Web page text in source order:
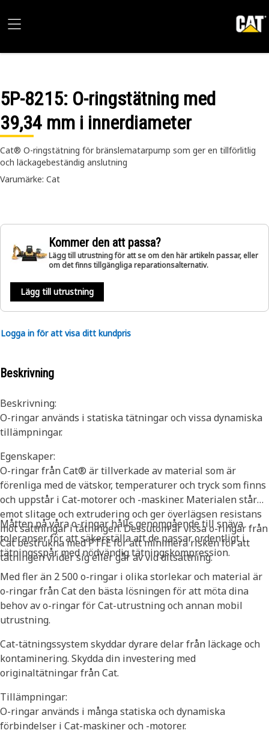
5P-8215: O-ringstätning med
39,34 mm i innerdiameter
Cat® O-ringstätning för bränslematarpump som ger en tillförlitlig
och läckagebeständig anslutning
Varumärke: Cat
Kommer den att passa?
Lägg till utrustning för att se om den här artikeln passar, eller
om det finns tillgängliga reparationsalternativ.
Lägg till utrustning
Logga in för att visa ditt kundpris
Beskrivning
Beskrivning:
O-ringar används i statiska tätningar och vissa dynamiska
tillämpningar.
Egenskaper:
O-ringar från Cat® är tillverkade av material som är
förenliga med de vätskor, temperaturer och tryck som finns
och uppstår i Cat-motorer och -maskiner. Materialen står
emot slitage och extrudering och ger överlägsen resistans
mot sättningar i tätningen. Dessutom är vissa o-ringar från
Cat bestrukna med PTFE för att minimera risken för att
tätningen vrider sig eller går av vid ditsättning.
Måtten på våra o-ringar hålls genomgående till snäva
toleranser för att säkerställa att de passar ordentligt i
tätningsspår med nödvändig tätningskompression.
Med fler än 2 500 o-ringar i olika storlekar och material är
o-ringar från Cat den bästa lösningen för att möta dina
behov av o-ringar för Cat-utrustning och annan mobil
utrustning.
Cat-tätningssystem skyddar dyrare delar från läckage och
kontaminering. Skydda din investering med
originaltätningar från Cat.
Tillämpningar:
O-ringar används i många statiska och dynamiska
förbindelser i Cat-maskiner och -motorer.